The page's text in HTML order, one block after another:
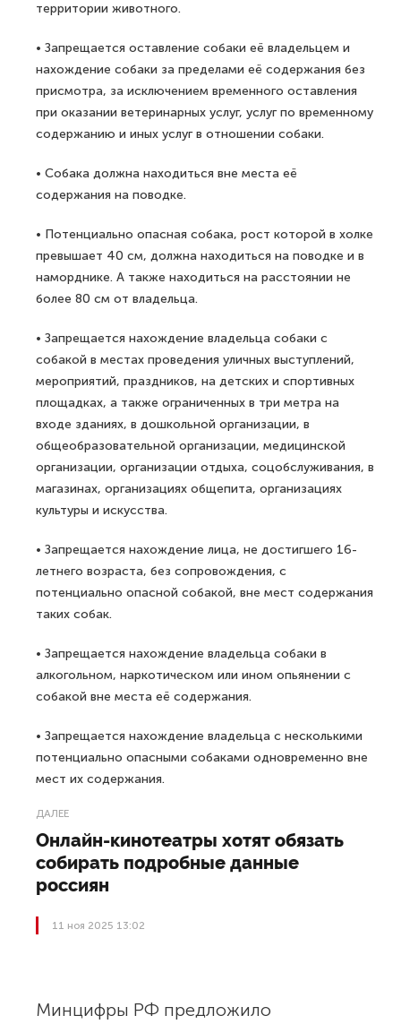
территории животного.
• Запрещается оставление собаки её владельцем и
нахождение собаки за пределами её содержания без
присмотра, за исключением временного оставления
при оказании ветеринарных услуг, услуг по временному
содержанию и иных услуг в отношении собаки.
• Собака должна находиться вне места её
содержания на поводке.
• Потенциально опасная собака, рост которой в холке
превышает 40 см, должна находиться на поводке и в
наморднике. А также находиться на расстоянии не
более 80 см от владельца.
• Запрещается нахождение владельца собаки с
собакой в местах проведения уличных выступлений,
мероприятий, праздников, на детских и спортивных
площадках, а также ограниченных в три метра на
входе зданиях, в дошкольной организации, в
общеобразовательной организации, медицинской
организации, организации отдыха, соцобслуживания, в
магазинах, организациях общепита, организациях
культуры и искусства.
• Запрещается нахождение лица, не достигшего 16-
летнего возраста, без сопровождения, с
потенциально опасной собакой, вне мест содержания
таких собак.
• Запрещается нахождение владельца собаки в
алкогольном, наркотическом или ином опьянении с
собакой вне места её содержания.
• Запрещается нахождение владельца с несколькими
потенциально опасными собаками одновременно вне
мест их содержания.
ДАЛЕЕ
Онлайн-кинотеатры хотят обязать
собирать подробные данные
россиян
11 ноя 2025 13:02
Минцифры РФ предложило